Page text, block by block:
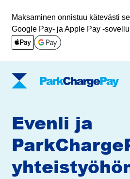
Maksaminen onnistuu kätevästi
Google Pay- ja Apple Pay -
ParkChargePay
Evenli ja